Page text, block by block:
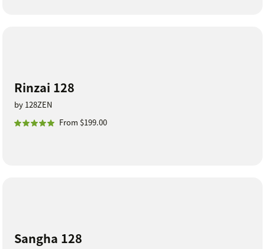
Rinzai 128
by 128ZEN
From $199.00
Sangha 128